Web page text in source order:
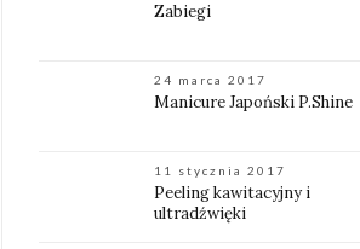
Zabiegi
24 marca 2017
Manicure Japoński P.Shine
11 stycznia 2017
Peeling kawitacyjny i
ultradźwięki